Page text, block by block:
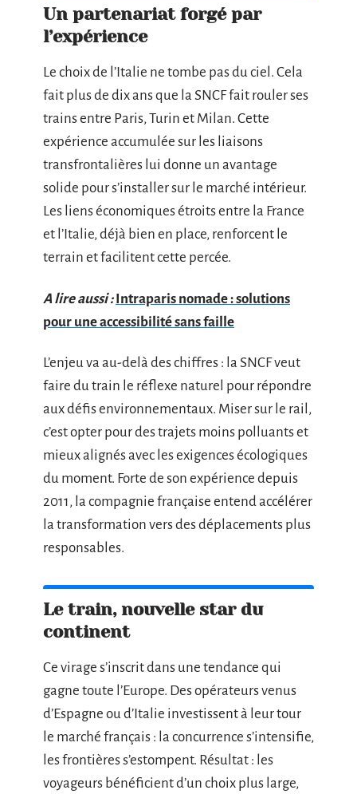
Un partenariat forgé par
l’expérience
Le choix de l’Italie ne tombe pas du ciel. Cela
fait plus de dix ans que la SNCF fait rouler ses
trains entre Paris, Turin et Milan. Cette
expérience accumulée sur les liaisons
transfrontalières lui donne un avantage
solide pour s’installer sur le marché intérieur.
Les liens économiques étroits entre la France
et l’Italie, déjà bien en place, renforcent le
terrain et facilitent cette percée.
A lire aussi : Intraparis nomade : solutions
pour une accessibilité sans faille
L’enjeu va au-delà des chiffres : la SNCF veut
faire du train le réflexe naturel pour répondre
aux défis environnementaux. Miser sur le rail,
c’est opter pour des trajets moins polluants et
mieux alignés avec les exigences écologiques
du moment. Forte de son expérience depuis
2011, la compagnie française entend accélérer
la transformation vers des déplacements plus
responsables.
Le train, nouvelle star du
continent
Ce virage s’inscrit dans une tendance qui
gagne toute l’Europe. Des opérateurs venus
d’Espagne ou d’Italie investissent à leur tour
le marché français : la concurrence s’intensifie,
les frontières s’estompent. Résultat : les
voyageurs bénéficient d’un choix plus large,